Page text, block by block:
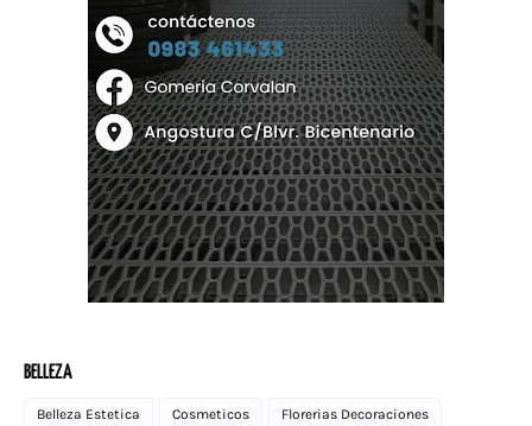
BELLEZA
Belleza Estetica Cosmeticos Florerias Decoraciones